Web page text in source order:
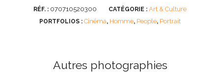
RÉF. : 070710520300 CATÉGORIE : Art & Culture
PORTFOLIOS : Cinéma, Homme, People, Portrait
Autres photographies